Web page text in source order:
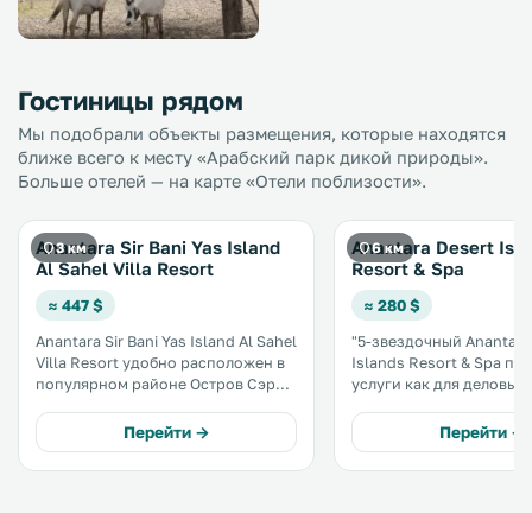
Гостиницы рядом
Мы подобрали объекты размещения, которые находятся
ближе всего к месту «Арабский парк дикой природы».
Больше отелей — на карте «Отели поблизости».
3 км
Anantara Sir Bani Yas Island
Al Sahel Villa Resort
≈ 447 $
Anantara Sir Bani Yas Island Al Sahel
Villa Resort удобно расположен в
популярном районе Остров Сэр
высококачественные услуги,
удовлетворяющие потребности
каждого путешественника.
Перейти →
6 км
Anantara Desert
Resort & Spa
≈ 280 $
"5-звездочный
Islands Resort & Spa
услуги как для деловых
людей, которые хотят
свой отпуск в городе
Айленд. Отель предлагает гостям
Перейти →